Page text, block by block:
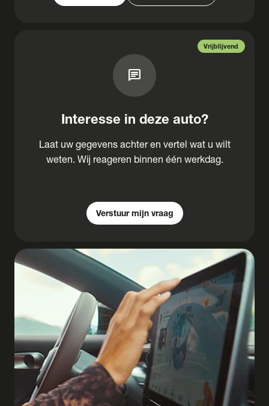
Vrijblijvend
chat
Interesse in deze auto?
Laat uw gegevens achter en vertel wat u wilt
weten. Wij reageren binnen één werkdag.
Verstuur mijn vraag